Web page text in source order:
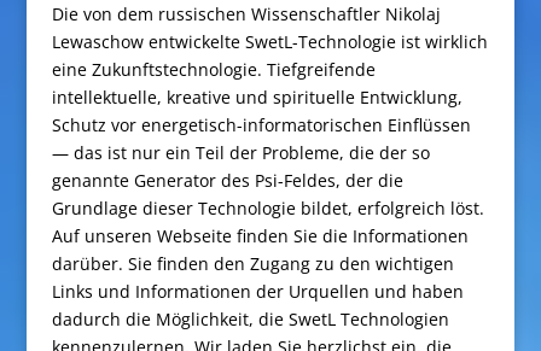
Die von dem russischen Wissenschaftler Nikolaj
Lewaschow entwickelte SwetL-Technologie ist wirklich
eine Zukunftstechnologie. Tiefgreifende
intellektuelle, kreative und spirituelle Entwicklung,
Schutz vor energetisch-informatorischen Einflüssen
— das ist nur ein Teil der Probleme, die der so
genannte Generator des Psi-Feldes, der die
Grundlage dieser Technologie bildet, erfolgreich löst.
Auf unseren Webseite finden Sie die Informationen
darüber. Sie finden den Zugang zu den wichtigen
Links und Informationen der Urquellen und haben
dadurch die Möglichkeit, die SwetL Technologien